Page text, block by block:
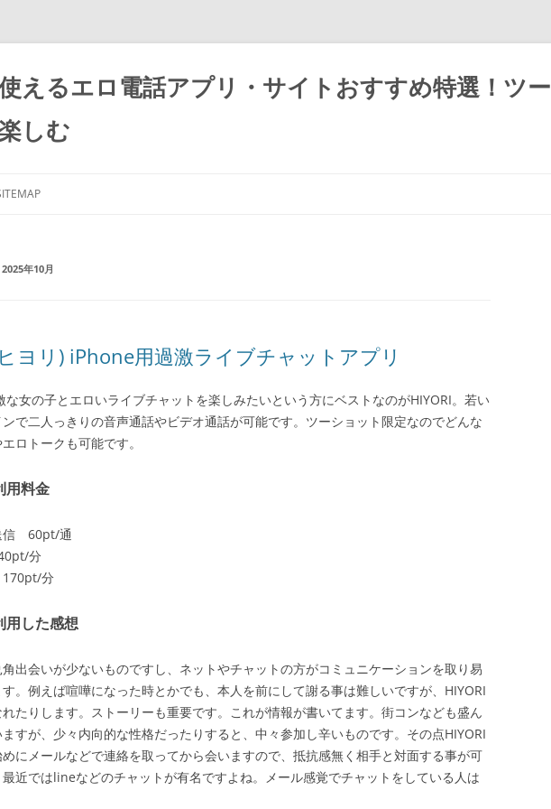
えるエロ電話アプリ・サイトおすすめ特選！ツ
しむ
2025年10月
ヨリ) iPhone用過激ライブチャットアプリ
な女の子とエロいライブチャットを楽しみたいという方にベストなのがHIYORI。若い
で二人っきりの音声通話やビデオ通話が可能です。ツーショット限定なのでどんな
ロトークも可能です。
用料金
信 60pt/通
分
分
用した感想
出会いが少ないものですし、ネットやチャットの方がコミュニケーションを取り易
す。例えば喧嘩になった時とかでも、本人を前にして謝る事は難しいですが、HIYORI
たりします。ストーリーも重要です。これが情報が書いてます。街コンなども盛ん
すが、少々内向的な性格だったりすると、中々参加し辛いものです。その点HIYORI
にメールなどで連絡を取ってから会いますので、抵抗感無く相手と対面する事が可
近ではlineなどのチャットが有名ですよね。メール感覚でチャットをしている人は